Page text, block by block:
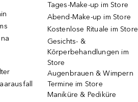
Tages-Make-up im Store
Abend-Make-up im Store
Kostenlose Rituale im Store
Gesichts- &
Körperbehandlungen im
Store
Augenbrauen & Wimpern
Termine im Store
Maniküre & Pediküre